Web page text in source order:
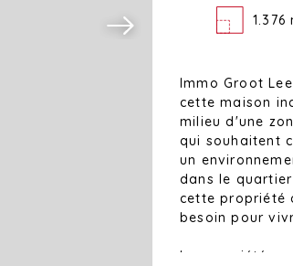
1.376
Immo Groot
cette maison
milieu d'une
qui souhaitent
un
dans le
cette propriété
besoin pour
La propriété